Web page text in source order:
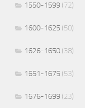
1550-1599 (72)
1600-1625 (50)
1626-1650 (38)
1651-1675 (53)
1676-1699 (23)